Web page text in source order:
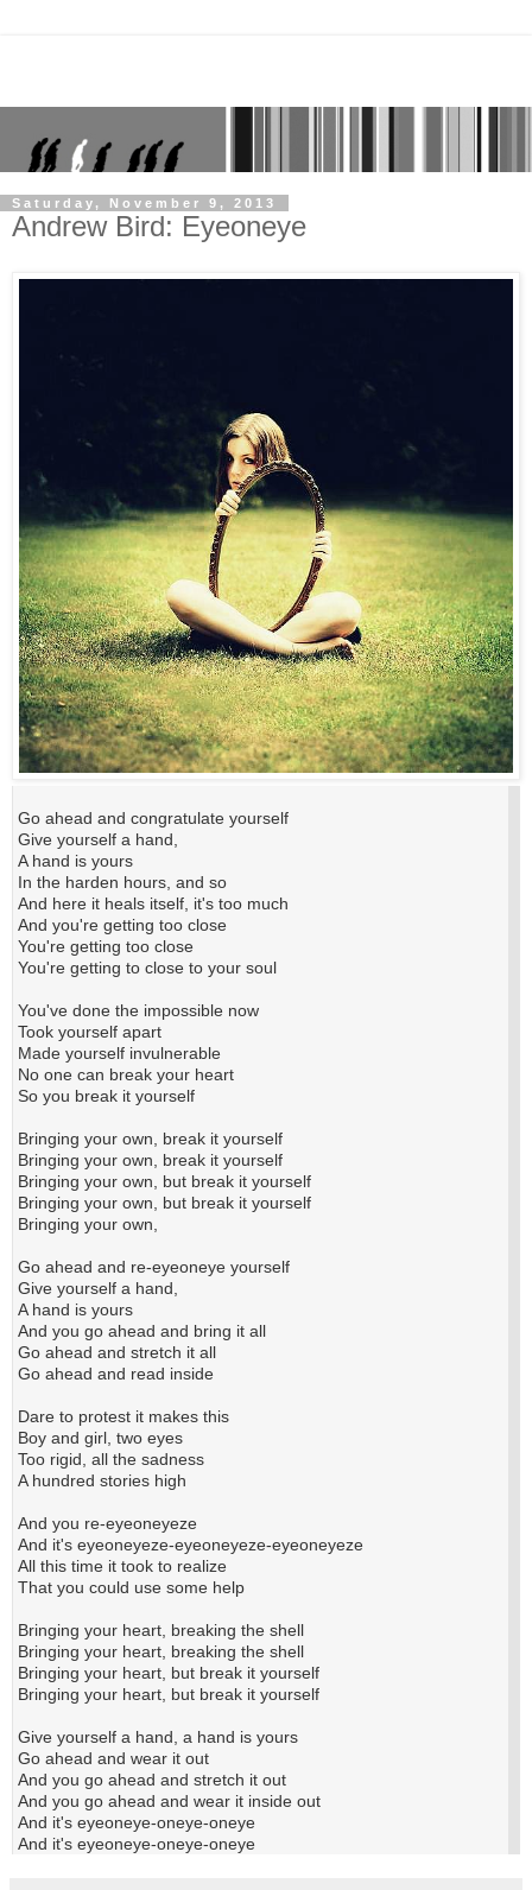
Saturday, November 9, 2013
Andrew Bird: Eyeoneye
Go ahead and congratulate yourself
Give yourself a hand,
A hand is yours
In the harden hours, and so
And here it heals itself, it's too much
And you're getting too close
You're getting too close
You're getting to close to your soul
You've done the impossible now
Took yourself apart
Made yourself invulnerable
No one can break your heart
So you break it yourself
Bringing your own, break it yourself
Bringing your own, break it yourself
Bringing your own, but break it yourself
Bringing your own, but break it yourself
Bringing your own,
Go ahead and re-eyeoneye yourself
Give yourself a hand,
A hand is yours
And you go ahead and bring it all
Go ahead and stretch it all
Go ahead and read inside
Dare to protest it makes this
Boy and girl, two eyes
Too rigid, all the sadness
A hundred stories high
And you re-eyeoneyeze
And it's eyeoneyeze-eyeoneyeze-eyeoneyeze
All this time it took to realize
That you could use some help
Bringing your heart, breaking the shell
Bringing your heart, breaking the shell
Bringing your heart, but break it yourself
Bringing your heart, but break it yourself
Give yourself a hand, a hand is yours
Go ahead and wear it out
And you go ahead and stretch it out
And you go ahead and wear it inside out
And it's eyeoneye-oneye-oneye
And it's eyeoneye-oneye-oneye